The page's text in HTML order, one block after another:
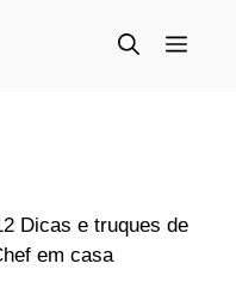
Menu
Dicas e truques de
em casa